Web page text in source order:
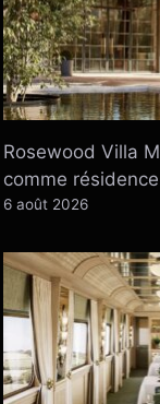
Rosewood Villa
comme résidence
6 août 2026